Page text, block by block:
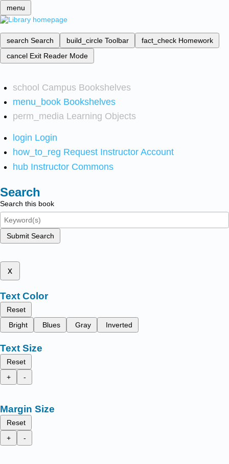
menu
search Search build_circle Toolbar fact_check Homework
cancel Exit Reader Mode
school Campus Bookshelves
menu_book Bookshelves
perm_media Learning Objects
login Login
how_to_reg Request Instructor Account
hub Instructor Commons
Search
Search this book
Submit Search
x
Text Color
Reset
Bright
Blues Gray Inverted
Text Size
Reset
+
-
Margin Size
Reset
+
-